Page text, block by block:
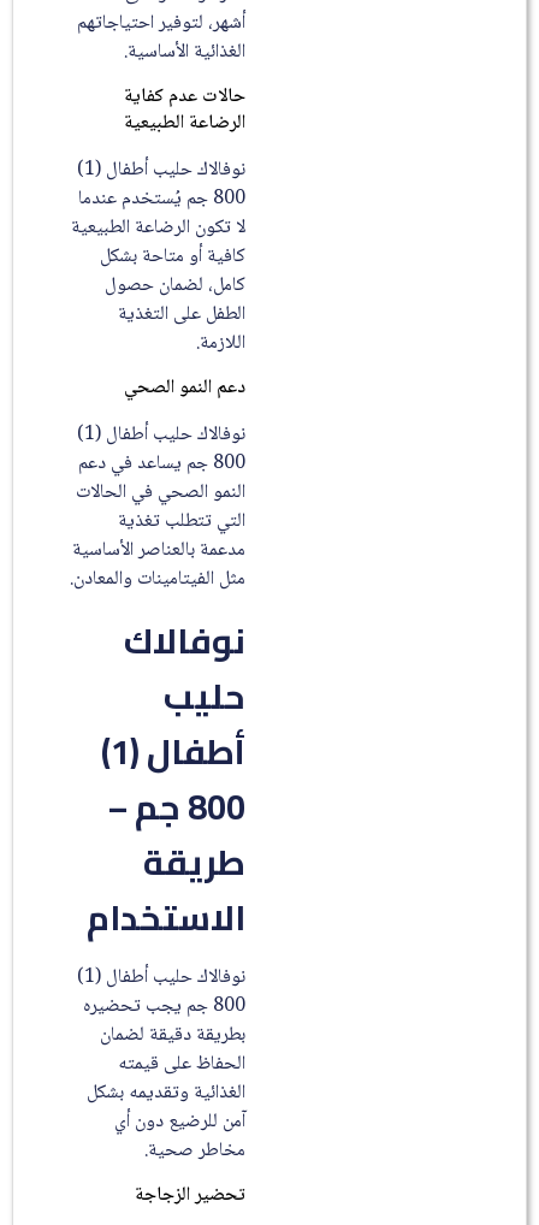
أشهر، لتوفير احتياجاتهم
الغذائية الأساسية.
حالات عدم كفاية
الرضاعة الطبيعية
نوفالاك حليب أطفال (1)
800 جم يُستخدم عندما
لا تكون الرضاعة الطبيعية
كافية أو متاحة بشكل
كامل، لضمان حصول
الطفل على التغذية
دعم النمو الصحي
نوفالاك حليب أطفال (1)
800 جم يساعد في دعم
النمو الصحي في الحالات
التي تتطلب تغذية
مدعمة بالعناصر الأساسية
مثل الفيتامينات والمعادن.
نوفالاك
حليب
أطفال (1)
800 جم –
طريقة
الاستخدام
نوفالاك حليب أطفال (1)
800 جم يجب تحضيره
بطريقة دقيقة لضمان
الحفاظ على قيمته
الغذائية وتقديمه بشكل
آمن للرضيع دون أي
مخاطر صحية.
تحضير الزجاجة